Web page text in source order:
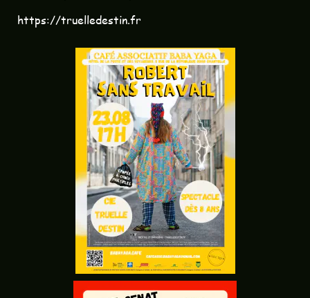
https://truelledestin.fr